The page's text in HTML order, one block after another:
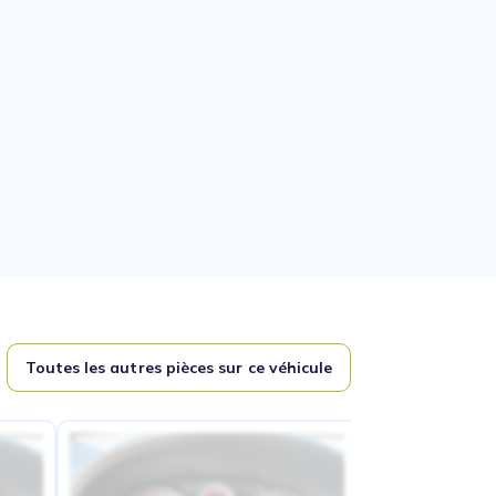
Toutes les autres pièces sur ce véhicule